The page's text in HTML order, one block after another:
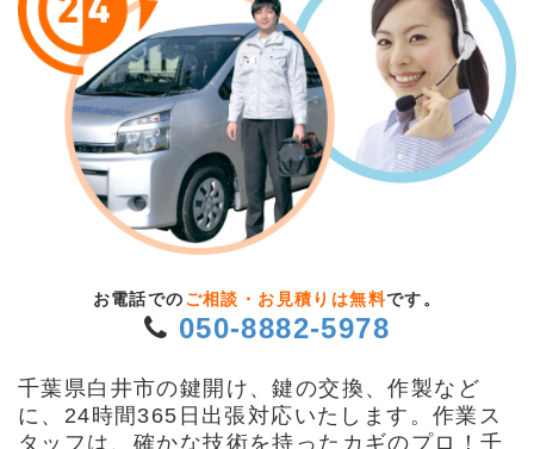
お電話での ご相談・お見積りは無料です。
050-8882-5978
千葉県白井市の鍵開け、鍵の交換、作製など
に、24時間365日出張対応いたします。作業ス
タッフは、確かな技術を持ったカギのプロ！千